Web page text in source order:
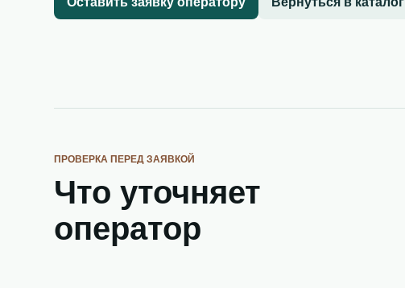
ПРОВЕРКА ПЕРЕД ЗАЯВКОЙ
Что уточняет
оператор